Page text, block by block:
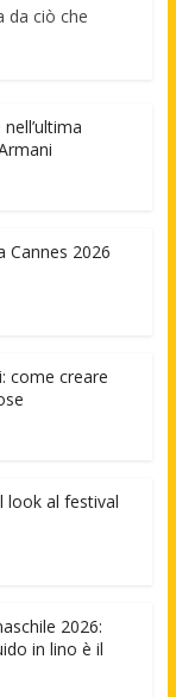
da ciò che
Cannes 2026
come creare
look al festival
2026:
in lino è il